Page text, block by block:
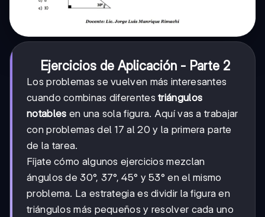
Ejercicios de Aplicación - Parte 2
Los problemas se vuelven más interesantes
cuando combinas diferentestriángulos
notables en una sola figura. Aquí vas a trabajar
con problemas del 17 al 20 y la primera parte
de la tarea.
Fíjate cómo algunos ejercicios mezclan
ángulos de 30°, 37°, 45° y 53° en el mismo
problema. La estrategia es dividir la figura en
triángulos más pequeños y resolver cada uno